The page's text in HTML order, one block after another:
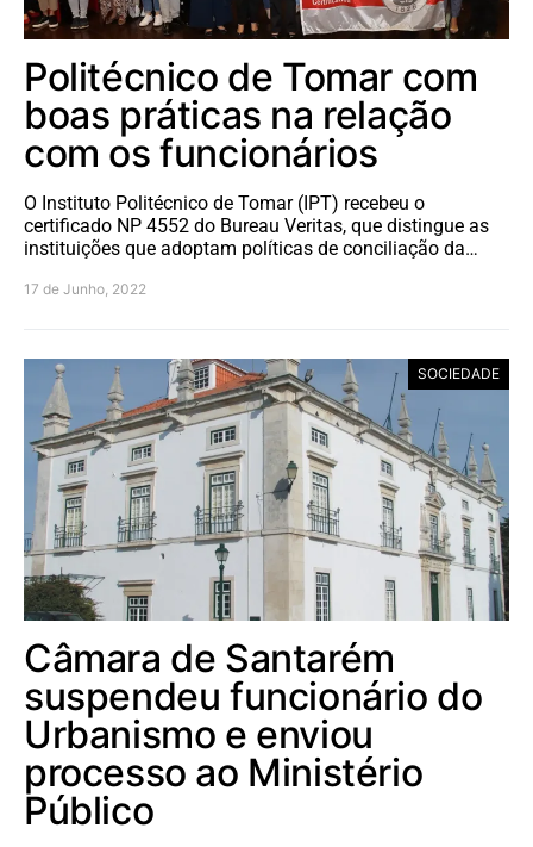
Politécnico de Tomar com
boas práticas na relação
com os funcionários
O Instituto Politécnico de Tomar (IPT) recebeu o
certificado NP 4552 do Bureau Veritas, que distingue as
instituições que adoptam políticas de conciliação da…
17 de Junho, 2022
SOCIEDADE
Câmara de Santarém
suspendeu funcionário do
Urbanismo e enviou
processo ao Ministério
Público